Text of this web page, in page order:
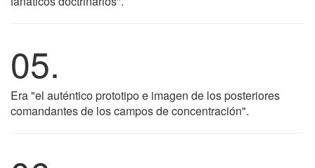
05.
Era "el auténtico prototipo e imagen de los posteriores
comandantes de los campos de concentración".